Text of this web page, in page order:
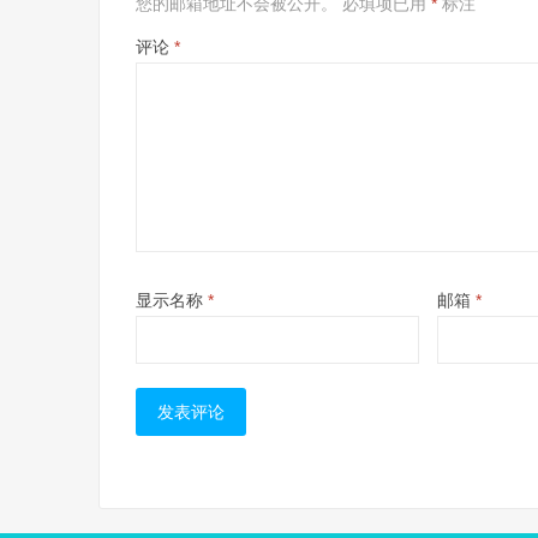
评论 *
显示名称 * 邮箱 *